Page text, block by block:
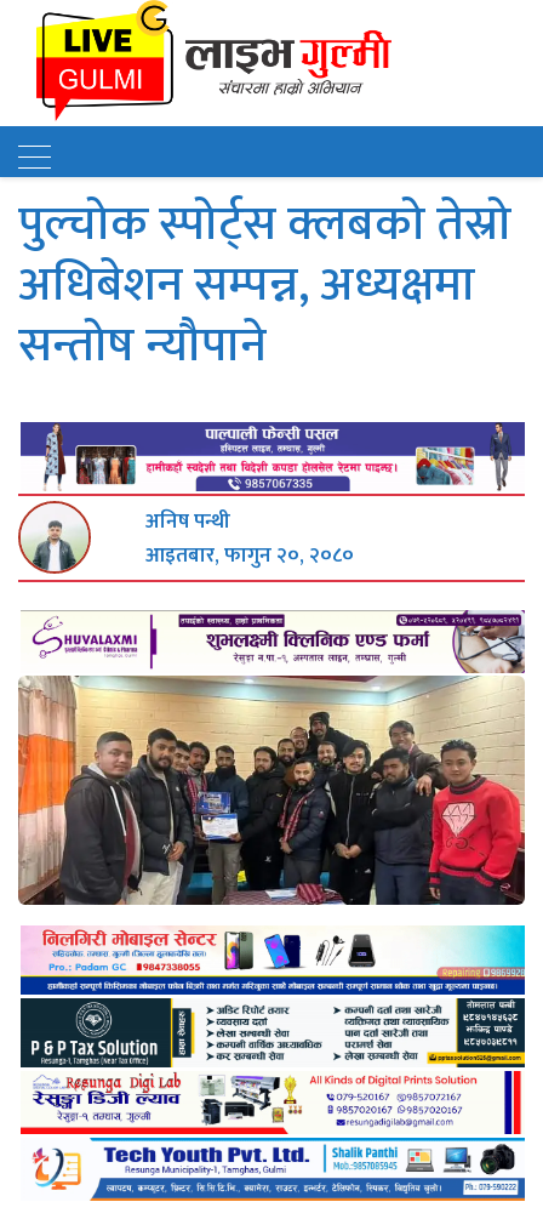
पुल्चोक स्पोर्ट्स क्लबको तेस्रो
अधिबेशन सम्पन्न, अध्यक्षमा
सन्तोष न्यौपाने
अनिष पन्थी
आइतबार, फागुन २०, २०८०